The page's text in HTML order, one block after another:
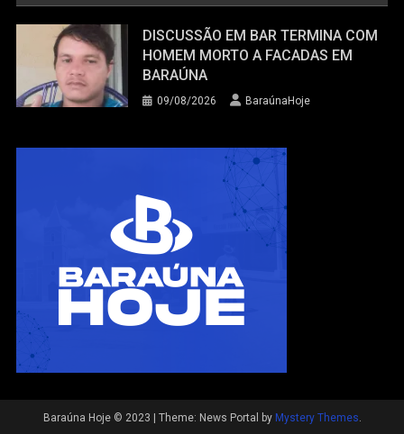
DISCUSSÃO EM BAR TERMINA COM
HOMEM MORTO A FACADAS EM
BARAÚNA
09/08/2026 BaraúnaHoje
Baraúna Hoje © 2023 | Theme: News Portal by Mystery Themes